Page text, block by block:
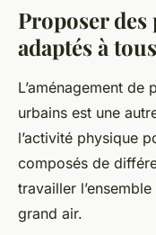
Proposer
adaptés à
L’aménagement
urbains est une
l’activité physique
composés de
travailler
grand air.